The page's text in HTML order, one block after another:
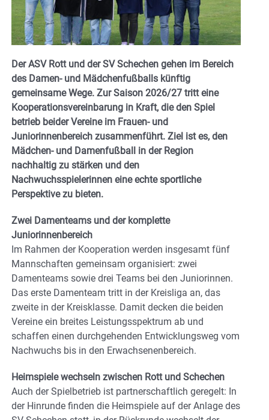
Der ASV Rott und der SV Schechen gehen im Bereich
des Damen- und Mädchenfußballs künftig
gemeinsame Wege. Zur Saison 2026/27 tritt eine
Kooperationsvereinbarung in Kraft, die den Spiel
betrieb beider Vereine im Frauen- und
Juniorinnenbereich zusammenführt. Ziel ist es, den
Mädchen- und Damenfußball in der Region
nachhaltig zu stärken und den
Nachwuchsspielerinnen eine echte sportliche
Perspektive zu bieten.
Zwei Damenteams und der komplette
Juniorinnenbereich
Im Rahmen der Kooperation werden insgesamt fünf
Mannschaften gemeinsam organisiert: zwei
Damenteams sowie drei Teams bei den Juniorinnen.
Das erste Damenteam tritt in der Kreisliga an, das
zweite in der Kreisklasse. Damit decken die beiden
Vereine ein breites Leistungsspektrum ab und
schaffen einen durchgehenden Entwicklungsweg vom
Nachwuchs bis in den Erwachsenenbereich.
Heimspiele wechseln zwischen Rott und Schechen
Auch der Spielbetrieb ist partnerschaftlich geregelt: In
der Hinrunde finden die Heimspiele auf der Anlage des